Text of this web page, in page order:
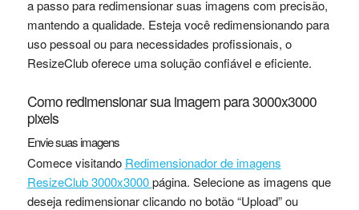
a passo para redimensionar suas imagens com precisão,
mantendo a qualidade. Esteja você redimensionando para
uso pessoal ou para necessidades profissionais, o
ResizeClub oferece uma solução confiável e eficiente.
Como redimensionar sua imagem para 3000x3000
pixels
Envie suas imagens
Comece visitando Redimensionador de imagens
ResizeClub 3000x3000página. Selecione as imagens que
deseja redimensionar clicando no botão “Upload” ou